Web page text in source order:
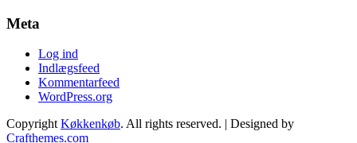
Meta
Log ind
Indlægsfeed
Kommentarfeed
WordPress.org
Copyright Køkkenkøb. All rights reserved. | Designed by
Crafthemes.com